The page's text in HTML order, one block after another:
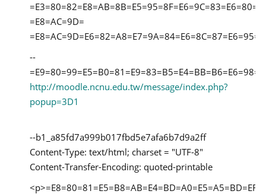
=E8=AC=9D=
--
http://moodle.ncnu.edu.tw/message/index.php?
popup=3D1
--b1_a85fd7a999b017fbd5e7afa6b7d9a2ff
Content-Type: text/html; charset = "UTF-8"
Content-Transfer-Encoding: quoted-printable